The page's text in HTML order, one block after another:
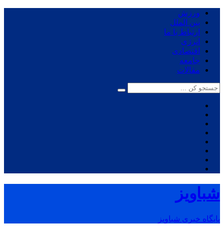
ورزش
بین الملل
ارتباط با ما
انرژی
اقتصادی
جامعه
مقالات
شباویز
پایگاه خبری شباویز